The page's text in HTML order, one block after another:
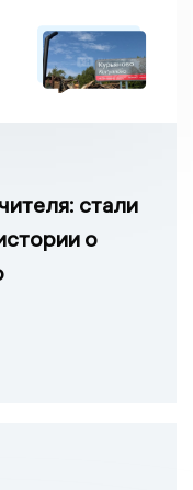
стали
о